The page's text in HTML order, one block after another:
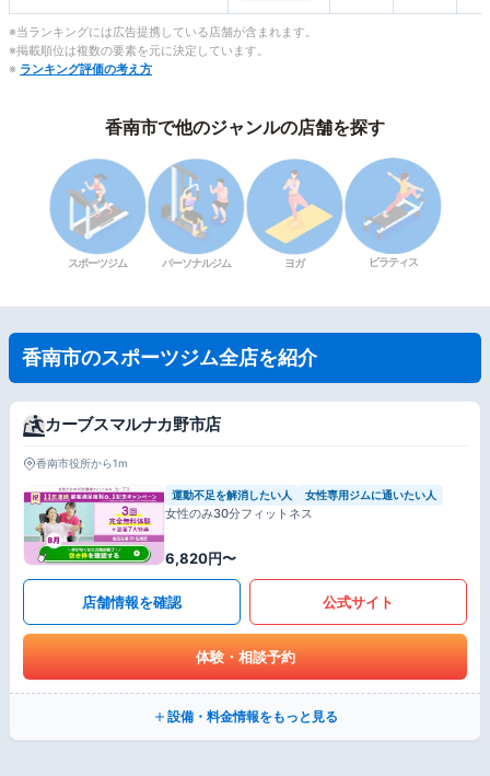
※当ランキングには広告提携している店舗が含まれます。
※掲載順位は複数の要素を元に決定しています。
※ ランキング評価の考え方
香南市で他のジャンルの店舗を探す
スポーツジム パーソナルジム ヨガ ピラティス
香南市のスポーツジム全店を紹介
カーブスマルナカ野市店
香南市役所から1m
運動不足を解消したい人 女性専用ジムに通いたい人
女性のみ30分フィットネス
6,820円〜
店舗情報を確認 公式サイト
体験・相談予約
設備・料金情報をもっと見る